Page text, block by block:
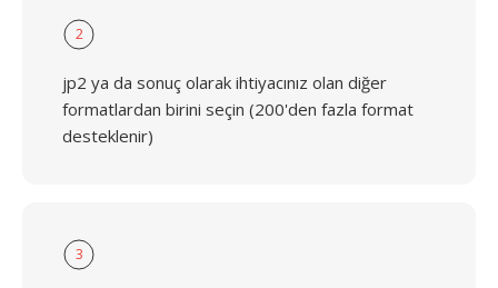
2
jp2 ya da sonuç olarak ihtiyacınız olan diğer
formatlardan birini seçin (200'den fazla format
desteklenir)
3